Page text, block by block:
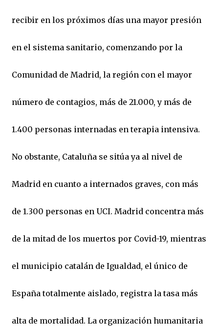
recibir en los próximos días una mayor presión
en el sistema sanitario, comenzando por la
Comunidad de Madrid, la región con el mayor
número de contagios, más de 21.000, y más de
1.400 personas internadas en terapia intensiva.
No obstante, Cataluña se sitúa ya al nivel de
Madrid en cuanto a internados graves, con más
de 1.300 personas en UCI. Madrid concentra más
de la mitad de los muertos por Covid-19, mientras
el municipio catalán de Igualdad, el único de
España totalmente aislado, registra la tasa más
alta de mortalidad. La organización humanitaria